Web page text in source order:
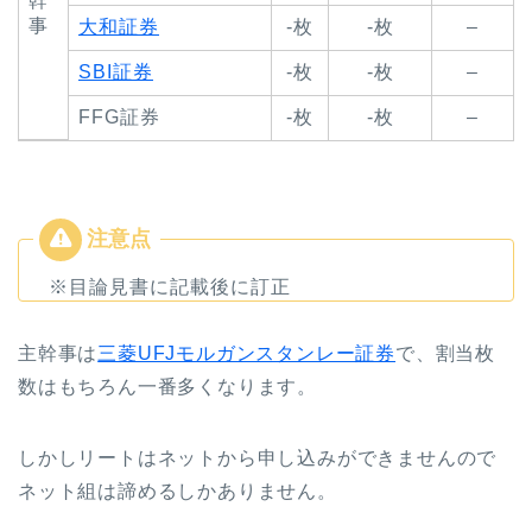
事
大和証券 -枚 -枚 –
SBI証券 -枚 -枚 –
FFG証券 -枚 -枚 –
※目論見書に記載後に訂正
主幹事は三菱UFJモルガンスタンレー証券で、割当枚
数はもちろん一番多くなります。
しかしリートはネットから申し込みができませんので
ネット組は諦めるしかありません。